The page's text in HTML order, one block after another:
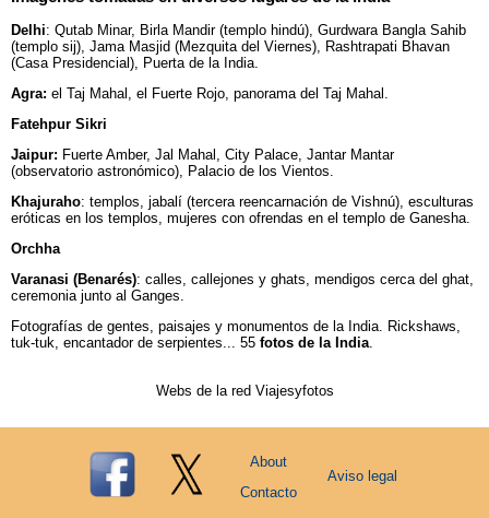
Delhi: Qutab Minar, Birla Mandir (templo hindú), Gurdwara Bangla Sahib
(templo sij), Jama Masjid (Mezquita del Viernes), Rashtrapati Bhavan
(Casa Presidencial), Puerta de la India.
Agra: el Taj Mahal, el Fuerte Rojo, panorama del Taj Mahal.
Fatehpur Sikri
Jaipur: Fuerte Amber, Jal Mahal, City Palace, Jantar Mantar
(observatorio astronómico), Palacio de los Vientos.
Khajuraho: templos, jabalí (tercera reencarnación de Vishnú), esculturas
eróticas en los templos, mujeres con ofrendas en el templo de Ganesha.
Orchha
Varanasi (Benarés): calles, callejones y ghats, mendigos cerca del ghat,
ceremonia junto al Ganges.
Fotografías de gentes, paisajes y monumentos de la India. Rickshaws,
tuk-tuk, encantador de serpientes... 55 fotos de la India.
Webs de la red Viajesyfotos
About
Contacto
Aviso legal